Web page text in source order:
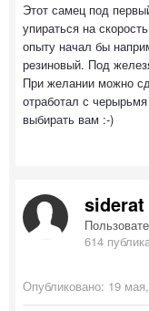
Этот самец под
упираться на
опыту начал бы
резиновый. Под
При желании можно
отработал с
выбирать вам :-)
siderat
614
Опубликовано: 19